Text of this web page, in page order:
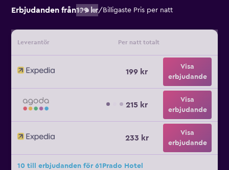
Erbjudanden från199 kr/ Billigaste Pris per natt
Leverantör Per natt totalt
199 kr
Visa
erbjudande
215 kr
Visa
erbjudande
233 kr
Visa
erbjudande
10 till erbjudanden för 61Prado Hotel